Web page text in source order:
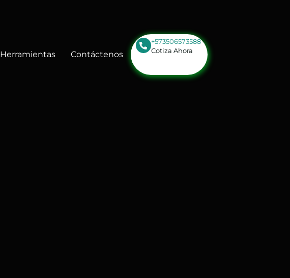
Herramientas Contáctenos
+573506573588
Cotiza Ahora